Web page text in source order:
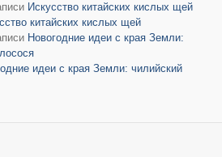
Искусство китайских кислых щей
китайских кислых щей
Новогодние идеи с края Земли:
идеи с края Земли: чилийский